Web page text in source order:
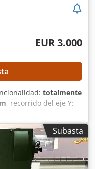
EUR 3.000
totalmente
, recorrido del eje Y:
, DETALLES TÉCNICOS
del eje Y: 1.400
del husillo:
mm Anchura de la
Cjdpfx
Subasta